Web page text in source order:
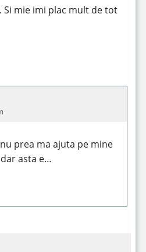
Si mie imi plac mult de tot
prea ma ajuta pe mine
asta e…